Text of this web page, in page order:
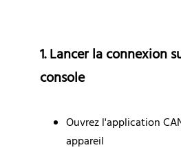
1. Lancer la connexion
console
Ouvrez l'application
appareil